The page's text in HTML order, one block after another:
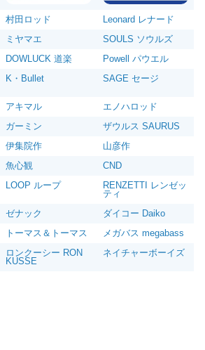
XH ベイトリール 未
38,500円
2026/07/05
2000S-P ベイトリール
（2026/07/31
36,000円
2026/07/05
DH ベイトリール
29,500円
2026/07/05
ル TYPE S 90Q 未使用
103,000円
ル Ｔ90Ｅ 未使用
（2026/06/30
90,000円
使用
（2026/06/30
2026/06/06
ク 急瀬抜 H90V 未使用
78,000円
村田ロッド
Leonard レナード
ミヤマエ
SOULS ソウルズ
DOWLUCK 道楽
Powell パウエル
K・Bullet SAGE セージ
アキマル
エノハロッド
ガーミン
ザウルス SAURUS
伊集院作
山彦作
魚心観
CND
LOOP ループ
RENZETTI レンゼッ
ティ
ゼナック
ダイコー Daiko
トーマス＆トーマス
メガバス megabass
ロンクーシー RON
KUSSE
ネイチャーボーイズ